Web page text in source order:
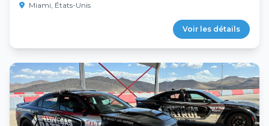
Miami, États-Unis
Voir les détails